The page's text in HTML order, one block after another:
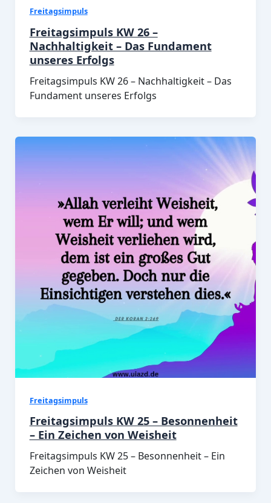
Freitagsimpuls
Freitagsimpuls KW 26 –
Nachhaltigkeit – Das Fundament
unseres Erfolgs
Freitagsimpuls KW 26 – Nachhaltigkeit – Das
Fundament unseres Erfolgs
Freitagsimpuls
Freitagsimpuls KW 25 – Besonnenheit
– Ein Zeichen von Weisheit
Freitagsimpuls KW 25 – Besonnenheit – Ein
Zeichen von Weisheit